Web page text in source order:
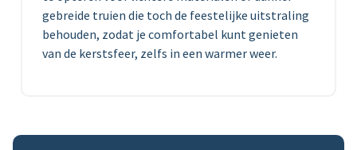
gebreide truien die toch de feestelijke uitstraling
behouden, zodat je comfortabel kunt genieten
van de kerstsfeer, zelfs in een warmer weer.